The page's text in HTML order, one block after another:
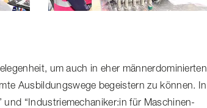
um auch in eher männer­do­mi­nierten
Ausbil­dungs­wege begeistern zu können. In
“Indus­trie­me­cha­niker:in für Maschinen-